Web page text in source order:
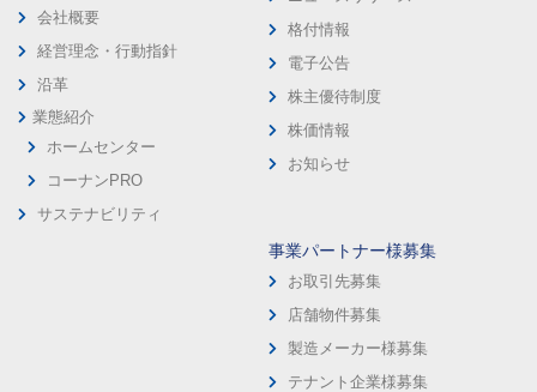
会社概要
経営理念・行動指針
沿革
業態紹介
ホームセンター
コーナンPRO
サステナビリティ
格付情報
電子公告
株主優待制度
株価情報
お知らせ
事業パートナー様募集
お取引先募集
店舗物件募集
製造メーカー様募集
テナント企業様募集